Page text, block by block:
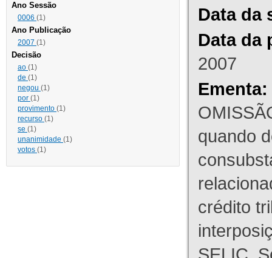
Ano Sessão
0006 (1)
Ano Publicação
2007 (1)
Decisão
ao (1)
de (1)
negou (1)
por (1)
provimento (1)
recurso (1)
se (1)
unanimidade (1)
votos (1)
Data da
Data da
2007
Ementa:
quando
crédito